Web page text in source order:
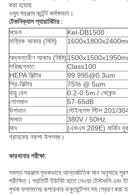
করা হয়েছে
ওষুধ সরঞ্জাম কন্টেন্ট কর্মক্ষমতা।
টেকনিক্যাল প্যারামিটার :
মডেল
Kel-DB1500
বাহ্যিক আকার (মিমি)
অভ্যন্তরীণ আকার (মিমি)
পরিচ্ছন্নতা:
Class100
HEPA ফিল্টার
99.995@0.3um
প্রি-ফিল্টার
75% @ 5um
বায়ু বেগ
0.2-0.5m / সেকেন্ড
গোলমাল
57-65dB
উপাদান
স্টেইনলেস স্টিল 201/
ক্ষমতা
380V / 50Hz
মান
(এফএস 209E) মার্কিন
গ্রাহকের নকশা উপলব্ধ।
কারখানার পরীক্ষা:
সমস্ত সরঞ্জাম পৃথকভাবে আন্তর্জাতিক মান অনুসারে
পরীক্ষিত। প্রতিটি ইউনিট হাতে নেওয়া টেস্টগুলি এবং
পৃথক ফলাফলের রূপরেখার ডকুমেন্টেশন সহ প্রেরণ করা